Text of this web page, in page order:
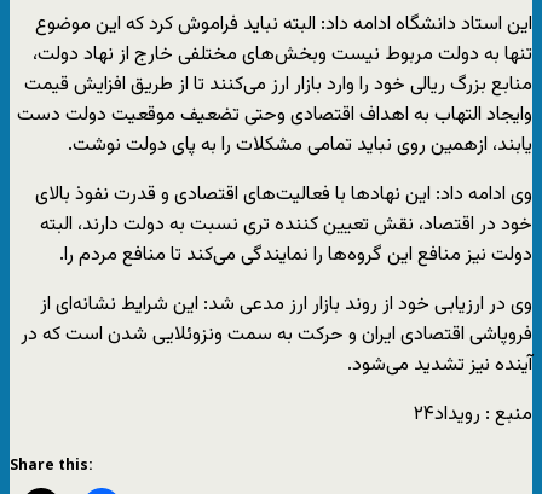
این استاد دانشگاه ادامه داد: البته نباید فراموش کرد که این موضوع
تنها به دولت مربوط نیست وبخش‌های مختلفی خارج از نهاد دولت،
منابع بزرگ ریالی خود را وارد بازار ارز می‌کنند تا از طریق افزایش قیمت
وایجاد التهاب به اهداف اقتصادی وحتی تضعیف موقعیت دولت دست
یابند، ازهمین روی نباید تمامی مشکلات را به پای دولت نوشت.
وی ادامه داد: این نهادها با فعالیت‌های اقتصادی و قدرت نفوذ بالای
خود در اقتصاد، نقش تعیین کننده تری نسبت به دولت دارند، البته
دولت نیز منافع این گروه‌ها را نمایندگی می‌کند تا منافع مردم را.
وی در ارزیابی خود از روند بازار ارز مدعی شد: این شرایط نشانه‌ای از
فروپاشی اقتصادی ایران و حرکت به سمت ونزوئلایی شدن است که در
آینده نیز تشدید می‌شود.
منبع : رویداد۲۴
Share this: